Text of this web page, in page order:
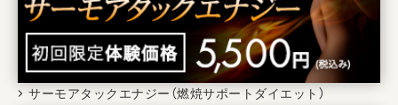
サーモアタックエナジー（燃焼サポートダイエット）